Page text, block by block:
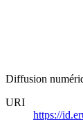
Diffusion
URI
https://